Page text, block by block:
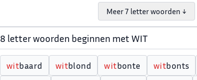
Meer 7 letter woorden ↓
8 letter woorden beginnen met WIT
witbaard witblond witbonte witbonts